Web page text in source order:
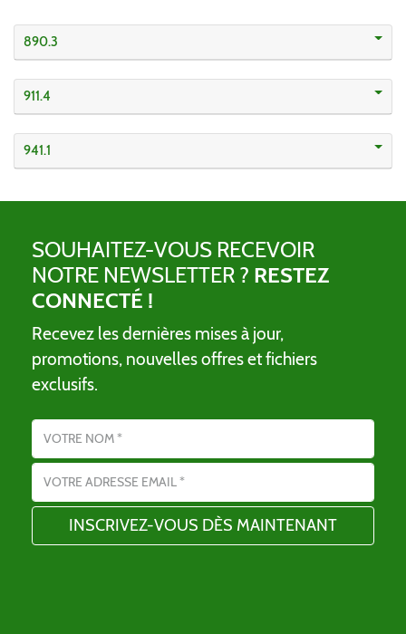
890.3
911.4
941.1
SOUHAITEZ-VOUS RECEVOIR
NOTRE NEWSLETTER ? RESTEZ
CONNECTÉ !
Recevez les dernières mises à jour,
promotions, nouvelles offres et fichiers
exclusifs.
Nom
Adresse email